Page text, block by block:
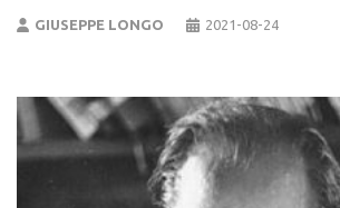
GIUSEPPE LONGO 2021-08-24